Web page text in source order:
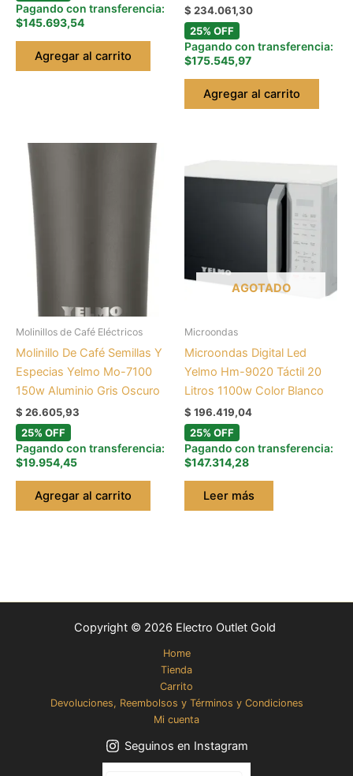
Pagando con transferencia:
$145.693,54
Agregar al carrito
$ 234.061,30
25% OFF
Pagando con transferencia:
$175.545,97
Agregar al carrito
Molinillos de Café Eléctricos
Molinillo De Café Semillas Y
Especias Yelmo Mo-7100
150w Aluminio Gris Oscuro
$ 26.605,93
25% OFF
Pagando con transferencia:
$19.954,45
Agregar al carrito
AGOTADO
Microondas
Microondas Digital Led
Yelmo Hm-9020 Táctil 20
Litros 1100w Color Blanco
$ 196.419,04
25% OFF
Pagando con transferencia:
$147.314,28
Leer más
Copyright © 2026 Electro Outlet Gold
Home
Tienda
Carrito
Devoluciones, Reembolsos y Términos y Condiciones
Mi cuenta
Seguinos en Instagram